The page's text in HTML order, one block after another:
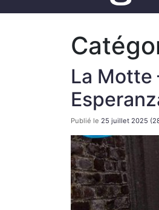
La Motte
Publié le 25 juillet 2025